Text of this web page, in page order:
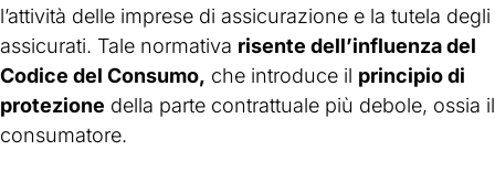
l’attività delle imprese di assicurazione e la tutela degli
assicurati. Tale normativa risente dell’influenza del
Codice del Consumo, che introduce il principio di
protezione della parte contrattuale più debole, ossia il
consumatore.